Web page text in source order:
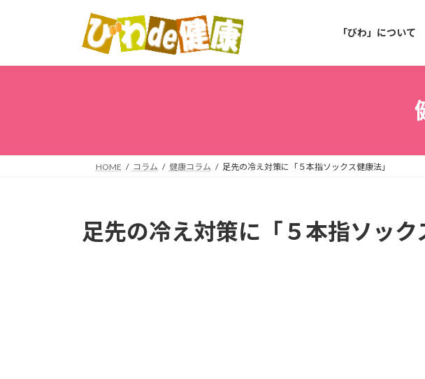
プ
動
「びわ」について
HOME コラム 健康コラム 足先の冷え対策に「５本指ソックス健康法」
足先の冷え対策に「５本指ソック